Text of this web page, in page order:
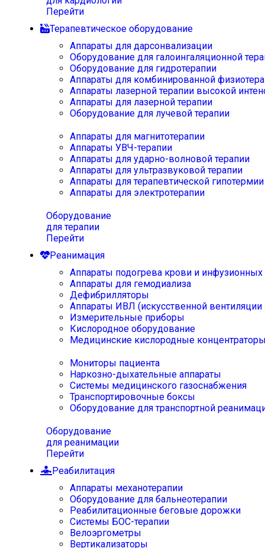
Перейти
Терапевтическое оборудование
Аппараты для дарсонвализации
Оборудование для галоингаляционной
Оборудование для гидротерапии
Аппараты для комбинированной
Аппараты лазерной терапии высокой
Аппараты для лазерной терапии
Оборудование для лучевой терапии
Аппараты для магнитотерапии
Аппараты УВЧ-терапии
Аппараты для ударно-волновой терапии
Аппараты для ультразвуковой терапии
Аппараты для терапевтической
Аппараты для электротерапии
Оборудование
для терапии
Перейти
Реанимация
Аппараты подогрева крови и инфузионных
Аппараты для гемодиализа
Дефибрилляторы
Аппараты ИВЛ (искусственной вентиляции
Измерительные приборы
Кислородное оборудование
Медицинские кислородные
Мониторы пациента
Наркозно-дыхательные аппараты
Системы медицинского газоснабжения
Транспортировочные боксы
Оборудование для транспортной
Оборудование
для реанимации
Перейти
Реабилитация
Аппараты механотерапии
Оборудование для бальнеотерапии
Реабилитационные беговые дорожки
Системы БОС-терапии
Велоэргометры
Вертикализаторы